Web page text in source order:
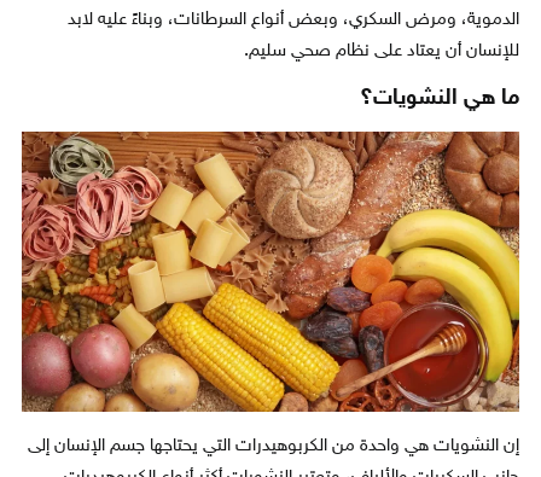
الدموية، ومرض السكري، وبعض أنواع السرطانات، وبناءً عليه لابد
للإنسان أن يعتاد على نظام صحي سليم.
ما هي النشويات؟
إن النشويات هي واحدة من الكربوهيدرات التي يحتاجها جسم الإنسان إلى